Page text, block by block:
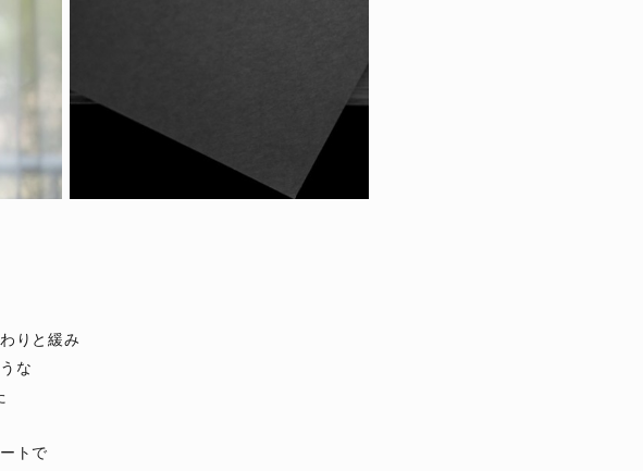
りと緩み
な
トで